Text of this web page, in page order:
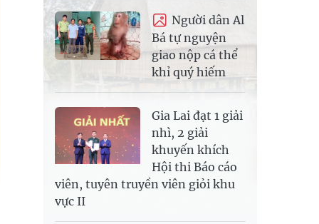
Người dân Al
Bá tự nguyện
giao nộp cá thể
khỉ quý hiếm
Gia Lai đạt 1 giải
nhì, 2 giải
khuyến khích
Hội thi Báo cáo
viên, tuyên truyền viên giỏi khu
vực II